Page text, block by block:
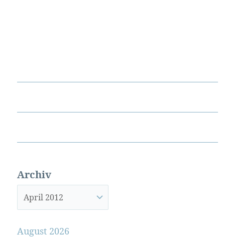
Archiv
August 2026